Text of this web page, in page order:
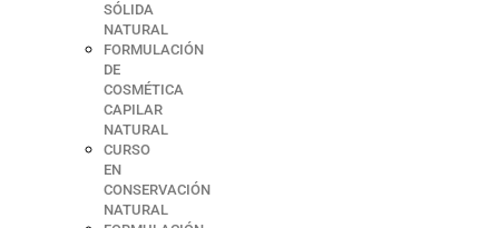
SÓLIDA
NATURAL
FORMULACIÓN
DE
COSMÉTICA
CAPILAR
NATURAL
CURSO
EN
CONSERVACIÓN
NATURAL